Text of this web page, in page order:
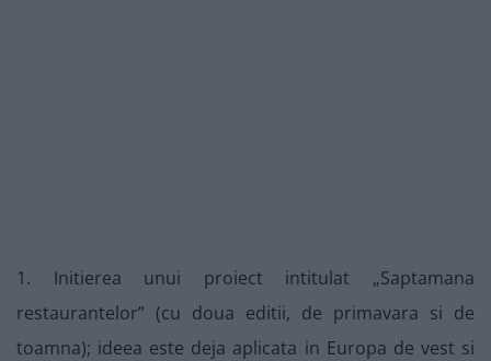
1. Initierea unui proiect intitulat „Saptamana
restaurantelor” (cu doua editii, de primavara si de
toamna); ideea este deja aplicata in Europa de vest si